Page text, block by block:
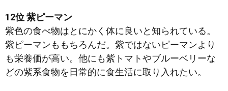
12位 紫ピーマン
紫色の食べ物はとにかく体に良いと知られている。
紫ピーマンももちろんだ。紫ではないピーマンより
も栄養価が高い。他にも紫トマトやブルーベリーな
どの紫系食物を日常的に食生活に取り入れたい。